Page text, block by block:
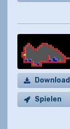
Download
Spielen